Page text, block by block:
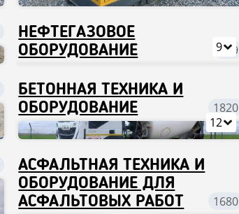
НЕФТЕГАЗОВОЕ
ОБОРУДОВАНИЕ
879
9
БЕТОННАЯ ТЕХНИКА И
ОБОРУДОВАНИЕ
1820
12
АСФАЛЬТНАЯ ТЕХНИКА И
ОБОРУДОВАНИЕ ДЛЯ
АСФАЛЬТОВЫХ РАБОТ
1680